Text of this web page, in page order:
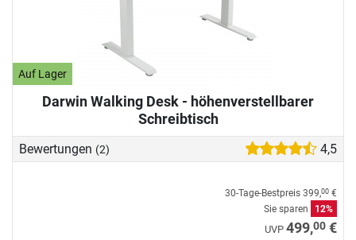
Auf Lager
Darwin Walking Desk - höhenverstellbarer
Schreibtisch
Bewertungen (2) 4,5
30-Tage-Bestpreis 399,00 €
Sie sparen
12%
UVP 499,00 €